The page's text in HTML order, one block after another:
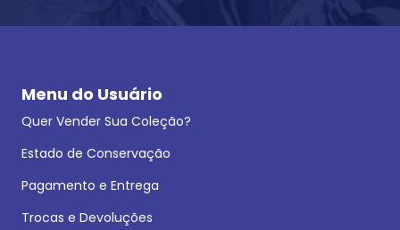
Menu do Usuário
Quer Vender Sua Coleção?
Estado de Conservação
Pagamento e Entrega
Trocas e Devoluções